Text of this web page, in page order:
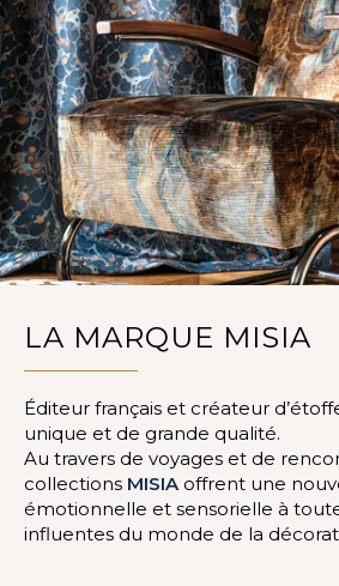
LA MARQUE MISIA
Éditeur français et créateur
unique et de grande qualité.
Au travers de voyages et de
collections MISIAoffrent une
émotionnelle et sensorielle à
influentes du monde de la